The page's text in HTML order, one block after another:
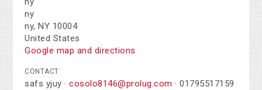
ny
ny, NY 10004
United States
Google map and directions
CONTACT
safs yjuy ·cosolo8146@prolug.com · 01795517159